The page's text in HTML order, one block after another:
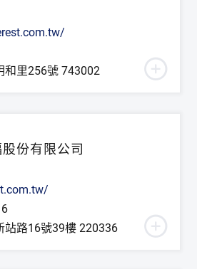
和里256號 743002
份有限公司
站路16號39樓 220336